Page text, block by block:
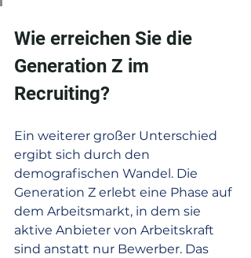
Wie erreichen Sie die
Generation Z im
Recruiting?
Ein weiterer großer Unterschied
ergibt sich durch den
demografischen Wandel. Die
Generation Z erlebt eine Phase auf
dem Arbeitsmarkt, in dem sie
aktive Anbieter von Arbeitskraft
sind anstatt nur Bewerber. Das